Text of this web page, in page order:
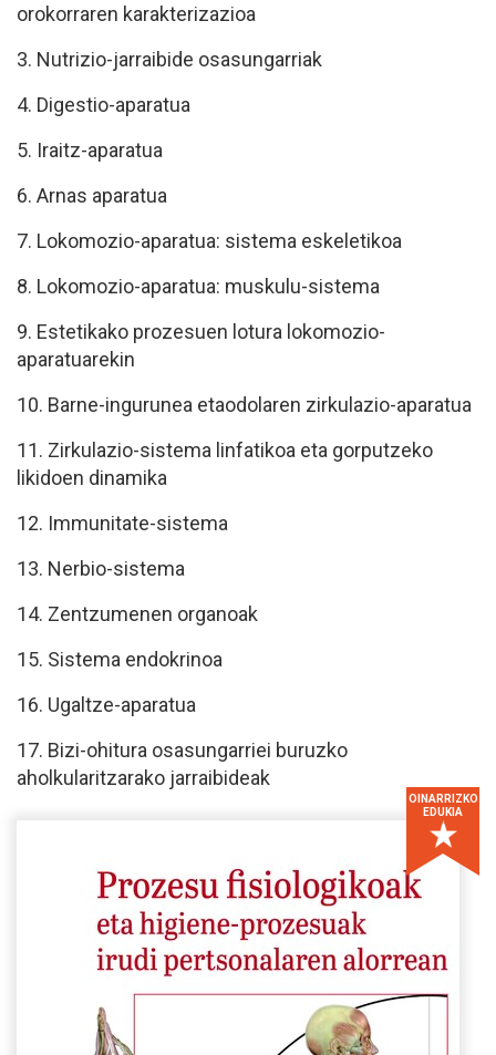
orokorraren karakterizazioa
3. Nutrizio-jarraibide osasungarriak
4. Digestio-aparatua
5. Iraitz-aparatua
6. Arnas aparatua
7. Lokomozio-aparatua: sistema eskeletikoa
8. Lokomozio-aparatua: muskulu-sistema
9. Estetikako prozesuen lotura lokomozio-
aparatuarekin
10. Barne-ingurunea etaodolaren zirkulazio-aparatua
11. Zirkulazio-sistema linfatikoa eta gorputzeko
likidoen dinamika
12. Immunitate-sistema
13. Nerbio-sistema
14. Zentzumenen organoak
15. Sistema endokrinoa
16. Ugaltze-aparatua
17. Bizi-ohitura osasungarriei buruzko
aholkularitzarako jarraibideak
OINARRIZKO
EDUKIA